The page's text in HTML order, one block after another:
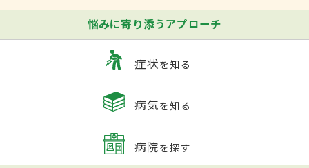
悩みに寄り添うアプローチ
症状を知る
病気を知る
病院を探す